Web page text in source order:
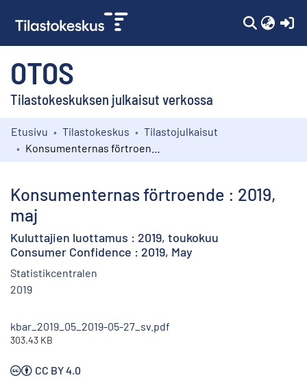
OTOS
Tilastokeskuksen julkaisut verkossa
Kokoelmat
Etusivu Tilastokeskus
Tilastojulkaisut
Konsumenternas förtroende : 2019,
maj
Kuluttajien luottamus : 2019, toukokuu
Consumer Confidence : 2019, May
Statistikcentralen
2019
kbar_2019_05_2019-05-27_sv.pdf
303.43 KB
CC BY 4.0